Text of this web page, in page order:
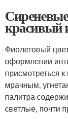
красивый
Фиолетовый
оформлении
присмотреться
мрачным,
палитра
светлые, почти